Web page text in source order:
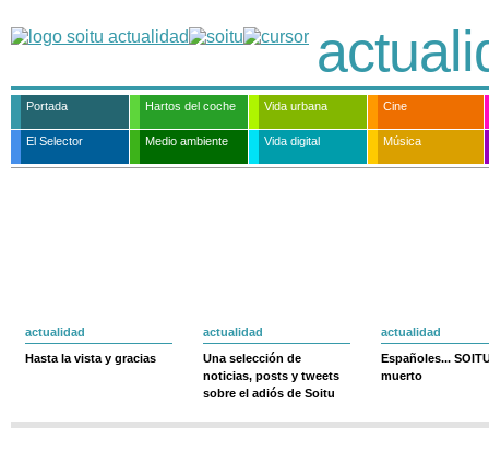
Portada Hartos del coche Vida urbana Cine
El Selector Medio ambiente Vida digital Música
actualidad
Hasta la vista y gracias
actualidad
Una selección de
noticias, posts y tweets
sobre el adiós de Soitu
actualidad
Españoles...
muerto